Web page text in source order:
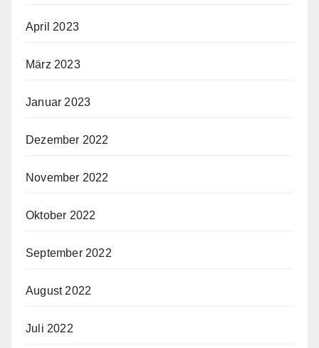
April 2023
März 2023
Januar 2023
Dezember 2022
November 2022
Oktober 2022
September 2022
August 2022
Juli 2022